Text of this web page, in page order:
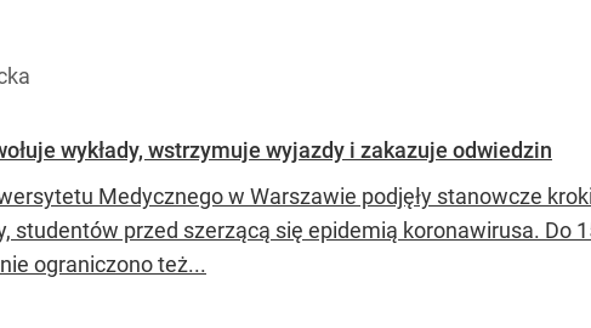
wykłady, wstrzymuje wyjazdy i zakazuje odwiedzin
Medycznego w Warszawie podjęły stanowcze
studentów przed szerzącą się epidemią koronawirusa. Do
ograniczono też...